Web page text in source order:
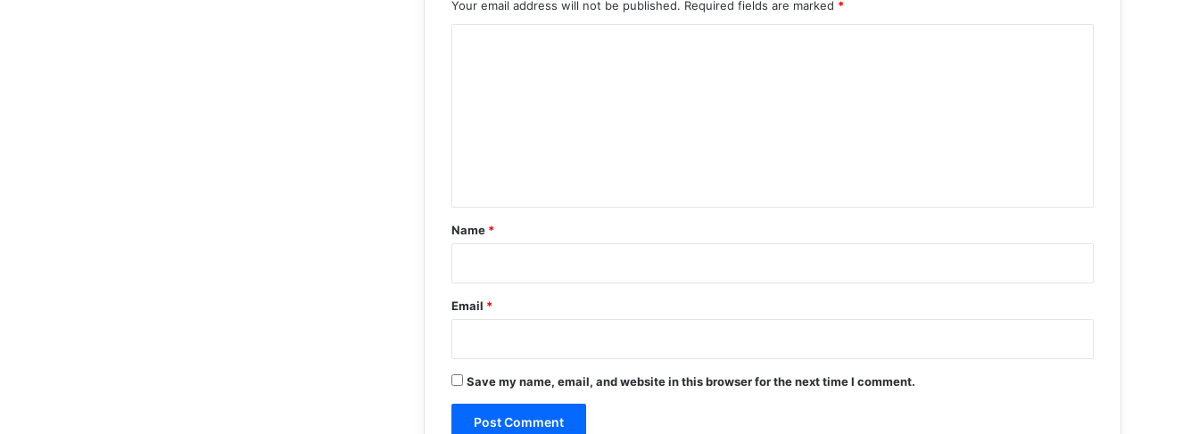
Your email address will not be published. Required fields are marked *
*
Name *
Email *
Save my name, email, and website in this browser for the next time I comment.